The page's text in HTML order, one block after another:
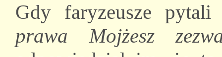
Gdy faryzeusze
prawa Mojżesz